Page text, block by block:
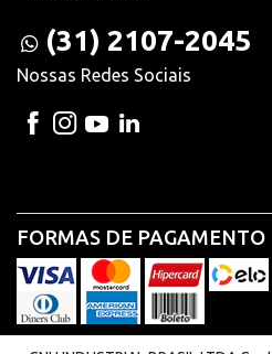
(31) 2107-2045
Nossas Redes Sociais
FORMAS DE PAGAMENTO